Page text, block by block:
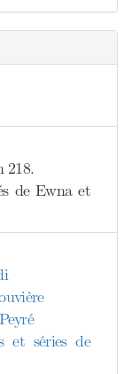
218.
de Ewna et
et séries de